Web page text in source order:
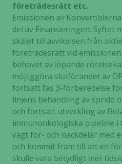
företrädesrätt etc.
Emissionen av
del av Finansieringen. Syftet
skälet till avvikelsen från
företrädesrätt vid
behovet av löpande
möjliggöra slutförandet av
fortsatt fas 3-förberedelse
linjens behandling av spridd
och fortsatt utveckling av
immunonkologiska pipeline i
vägt för- och nackdelar med
och kommit fram till att en
skulle vara betydligt mer